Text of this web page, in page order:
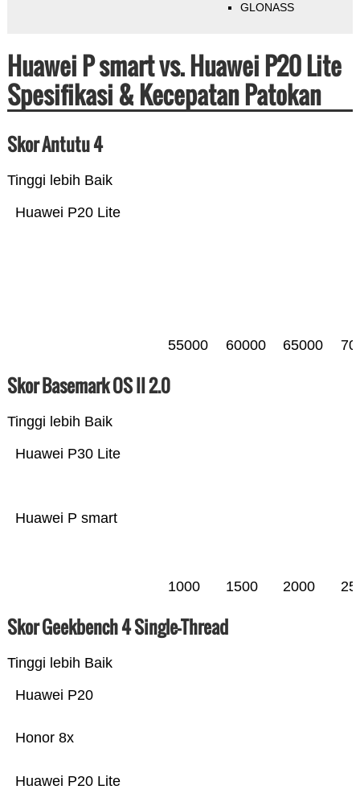
GLONASS
Huawei P smart vs. Huawei P20 Lite
Spesifikasi & Kecepatan Patokan
Skor Antutu 4
Tinggi lebih Baik
Huawei P20 Lite
55000 60000 65000
Skor Basemark OS II 2.0
Tinggi lebih Baik
Huawei P smart
Huawei P30 Lite
1000 1500 2000
Skor Geekbench 4 Single-Thread
Tinggi lebih Baik
Huawei P20 Lite
Honor 8x
Huawei P20